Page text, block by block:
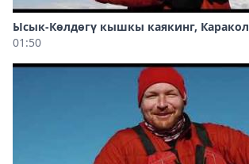
Ысык-Көлдөгү кышкы каякинг, Каракол
01:50